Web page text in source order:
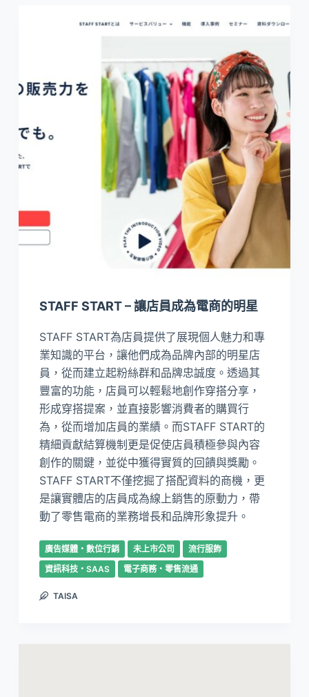
STAFF START – 讓店員成為電商的明星
STAFF START為店員提供了展現個人魅力和專
業知識的平台，讓他們成為品牌內部的明星店
員，從而建立起粉絲群和品牌忠誠度。透過其
豐富的功能，店員可以輕鬆地創作穿搭分享，
形成穿搭提案，並直接影響消費者的購買行
為，從而增加店員的業績。而STAFF START的
精細貢獻結算機制更是促使店員積極參與內容
創作的關鍵，並從中獲得實質的回饋與獎勵。
STAFF START不僅挖掘了搭配資料的商機，更
是讓實體店的店員成為線上銷售的原動力，帶
動了零售電商的業務增長和品牌形象提升。
廣告媒體・數位行銷 未上市公司
流行服飾
資訊科技・SAAS
電子商務・零售流通
TAISA